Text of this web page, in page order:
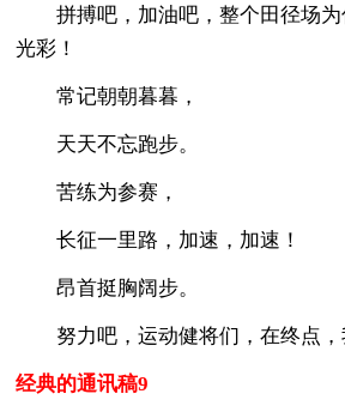
拼搏吧，加油吧，整个田径场为
光彩！
常记朝朝暮暮，
天天不忘跑步。
苦练为参赛，
长征一里路，加速，加速！
昂首挺胸阔步。
努力吧，运动健将们，在终点，
经典的通讯稿9